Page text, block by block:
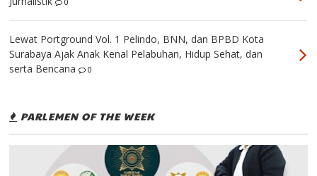
Lewat Portground Vol. 1 Pelindo, BNN, dan BPBD Kota
Surabaya Ajak Anak Kenal Pelabuhan, Hidup Sehat, dan
serta Bencana
0
PARLEMEN OF THE WEEK